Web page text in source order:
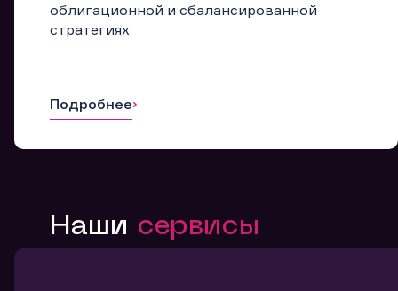
облигационной и сбалансированной
стратегиях
Подробнее
Наши сервисы